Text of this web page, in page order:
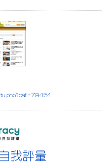
愛學網
我評量